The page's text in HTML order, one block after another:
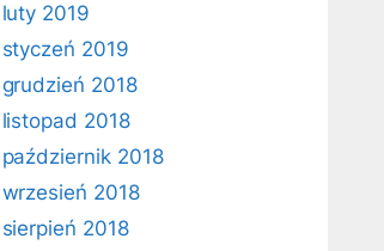
luty 2019
styczeń 2019
grudzień 2018
listopad 2018
październik 2018
wrzesień 2018
sierpień 2018